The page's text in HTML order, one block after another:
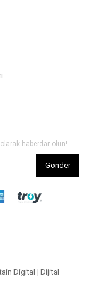
haberdar olun!
Gönder
Digital | Dijital